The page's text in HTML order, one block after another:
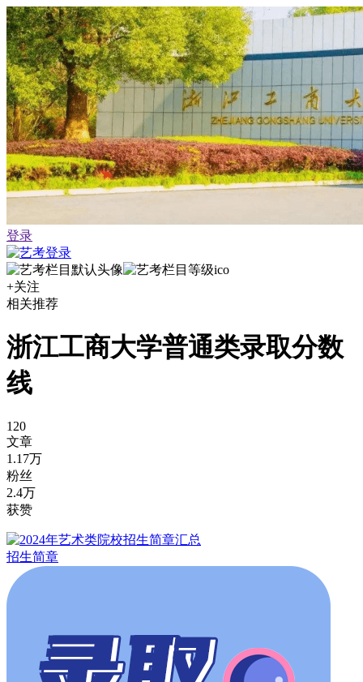
登录
+关注
相关推荐
浙江工商大学普通类录取分数
线
120
文章
1.17万
粉丝
2.4万
获赞
招生简章